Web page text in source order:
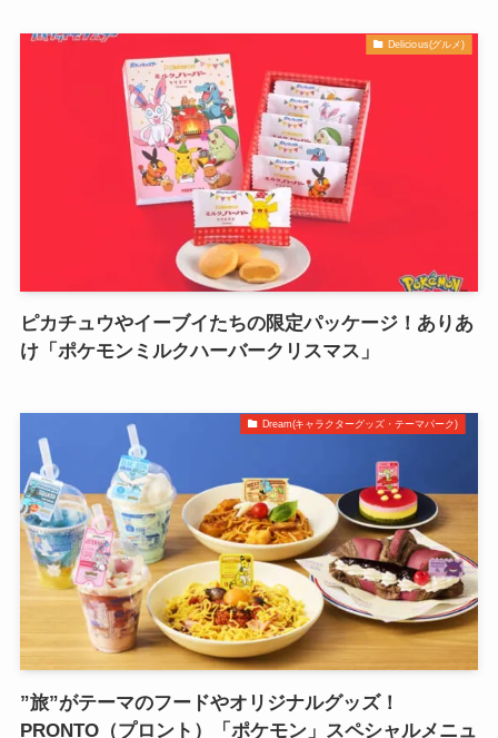
Delicious(グルメ)
ピカチュウやイーブイたちの限定パッケージ！ありあ
け「ポケモンミルクハーバークリスマス」
Dream(キャラクターグッズ・テーマパーク)
”旅”がテーマのフードやオリジナルグッズ！
PRONTO（プロント）「ポケモン」スペシャルメニュ